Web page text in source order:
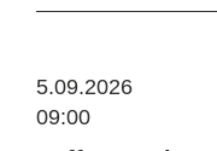
5.09.2026
09:00